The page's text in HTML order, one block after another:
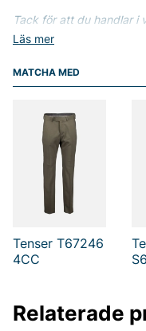
Läs mer
Tack för att du handlar i
butik i Vingåker.
MATCHA MED
Tenser T67246
4CC
Relaterade